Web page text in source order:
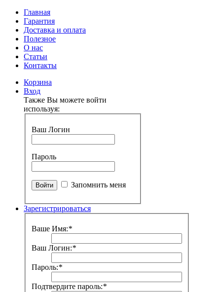
Главная
Гарантия
Доставка и оплата
Полезное
О нас
Статьи
Контакты
Корзина
Вход
Также Вы можете войти
используя:
Ваш Логин
Пароль
Запомнить меня
Зарегистрироваться
Ваше Имя:*
Ваш Логин:*
Пароль:*
Подтвердите пароль:*